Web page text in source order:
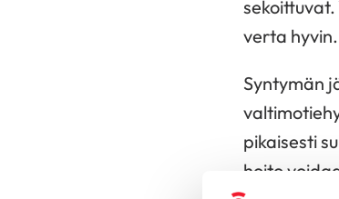
verta
Syntymän
pikaisesti
hoito